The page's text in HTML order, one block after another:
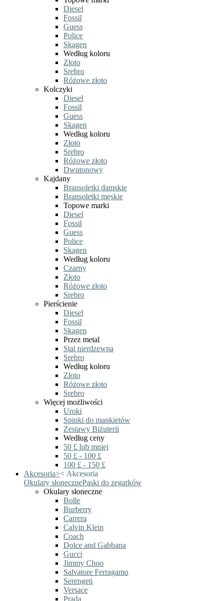
Diesel
Fossil
Guess
Police
Skagen
Według koloru
Złoto
Srebro
Różowe złoto
Kolczyki
Diesel
Fossil
Guess
Skagen
Według koloru
Złoto
Srebro
Różowe złoto
Dwutonowy
Kajdany
Bransoletki damskie
Bransoletki męskie
Topowe marki
Diesel
Fossil
Guess
Police
Skagen
Według koloru
Czarny
Złoto
Różowe złoto
Srebro
Pierścienie
Diesel
Fossil
Skagen
Przez metal
Stal nierdzewna
Srebro
Według koloru
Złoto
Różowe złoto
Srebro
Więcej możliwości
Uroki
Spinki do mankietów
Zestawy Biżuterii
Według ceny
50 £ lub mniej
50 £ - 100 £
100 £ - 150 £
Akcesoria>< Akcesoria
Okulary słonecznePaski do zegarków
Okulary słoneczne
Bolle
Burberry
Carrera
Calvin Klein
Coach
Dolce and Gabbana
Gucci
Jimmy Choo
Salvatore Ferragamo
Serengeti
Versace
Prada